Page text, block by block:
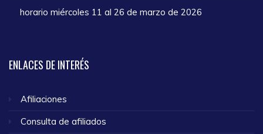
horario miércoles 11 al 26 de marzo de 2026
ENLACES DE INTERÉS
Afiliaciones
Consulta de afiliados